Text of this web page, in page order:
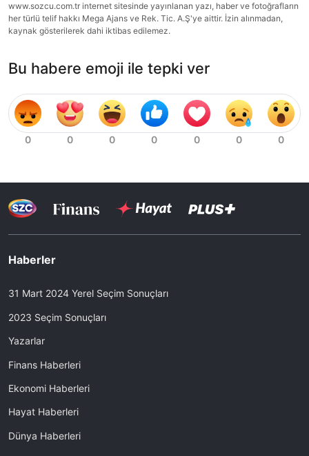
www.sozcu.com.tr internet sitesinde yayınlanan yazı, haber ve fotoğrafların
her türlü telif hakkı Mega Ajans ve Rek. Tic. A.Ş'ye aittir. İzin alınmadan,
kaynak gösterilerek dahi iktibas edilemez.
Bu habere emoji ile tepki ver
Haberler
31 Mart 2024 Yerel Seçim Sonuçları
2023 Seçim Sonuçları
Yazarlar
Finans Haberleri
Ekonomi Haberleri
Hayat Haberleri
Dünya Haberleri